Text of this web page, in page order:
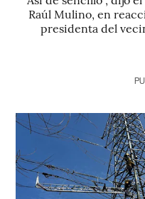
Raúl Mulino, en
presidenta del